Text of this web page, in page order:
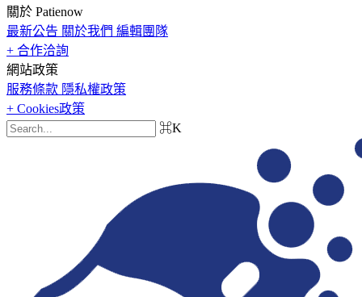
關於 Patienow
最新公告 關於我們 編輯團隊
+ 合作洽詢
網站政策
服務條款 隱私權政策
+ Cookies政策
⌘K